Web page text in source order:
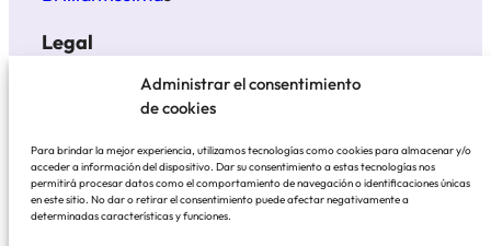
Administrar el consentimiento
de cookies
Para brindar la mejor experiencia, utilizamos tecnologías como cookies para almacenar y/o
acceder a información del dispositivo. Dar su consentimiento a estas tecnologías nos
permitirá procesar datos como el comportamiento de navegación o identificaciones únicas
en este sitio. No dar o retirar el consentimiento puede afectar negativamente a
determinadas características y funciones.
Legal
Términos y condiciones
Aviso legal